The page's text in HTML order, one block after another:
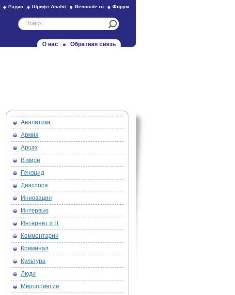
Радио Шрифт Anahit Genocide.ru Форум
О нас Обратная связь
Аналитика
Армия
Арцах
В мире
Геноцид
Диаспора
Инновации
Интервью
Интернет и IT
Комментарии
Криминал
Культура
Люди
Мероприятия